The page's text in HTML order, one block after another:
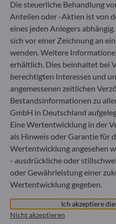
+49 (0) 69 920 50 0
Von der Bundesanstalt für
(„BaFin“) zugelassene und
Fondsverwaltungsgesellschaft
Handelsregister : HRB 11971
ODDO BHF Asset Management
6, rue Gabriel Lippmann
L-5365 Munsbach
Luxemburg
+352 45 76 76 245
Von der Luxemburger
Secteur Financier (CSSF)
Fondsverwaltungsgesellschaft,
29891
Mitteilung zu EU-Sanktionen
Die steuerliche Behandlung
Anteilen oder -Aktien ist von
eines jeden Anlegers
sich vor einer Zeichnung an
wenden. Weitere
erhältlich. Dies beinhaltet bei
berechtigten Interesses und
angemessenen zeitlichen
Bestandsinformationen zu
GmbH in Deutschland
Eine Wertentwicklung in der
als Hinweis oder Garantie für
Wertentwicklung angesehen
- ausdrückliche oder
oder Gewährleistung einer
Wertentwicklung gegeben.
Ich akzeptiere
Nicht akzeptieren